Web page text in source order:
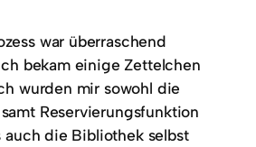
war überraschend
bekam einige Zettelchen
wurden mir sowohl die
Reservierungsfunktion
auch die Bibliothek selbst